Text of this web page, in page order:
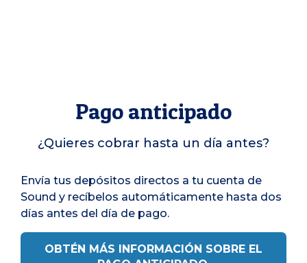
Pago anticipado
¿Quieres cobrar hasta un día antes?
Envía tus depósitos directos a tu cuenta de
Sound y recíbelos automáticamente hasta dos
días antes del día de pago.
OBTÉN MÁS INFORMACIÓN SOBRE EL